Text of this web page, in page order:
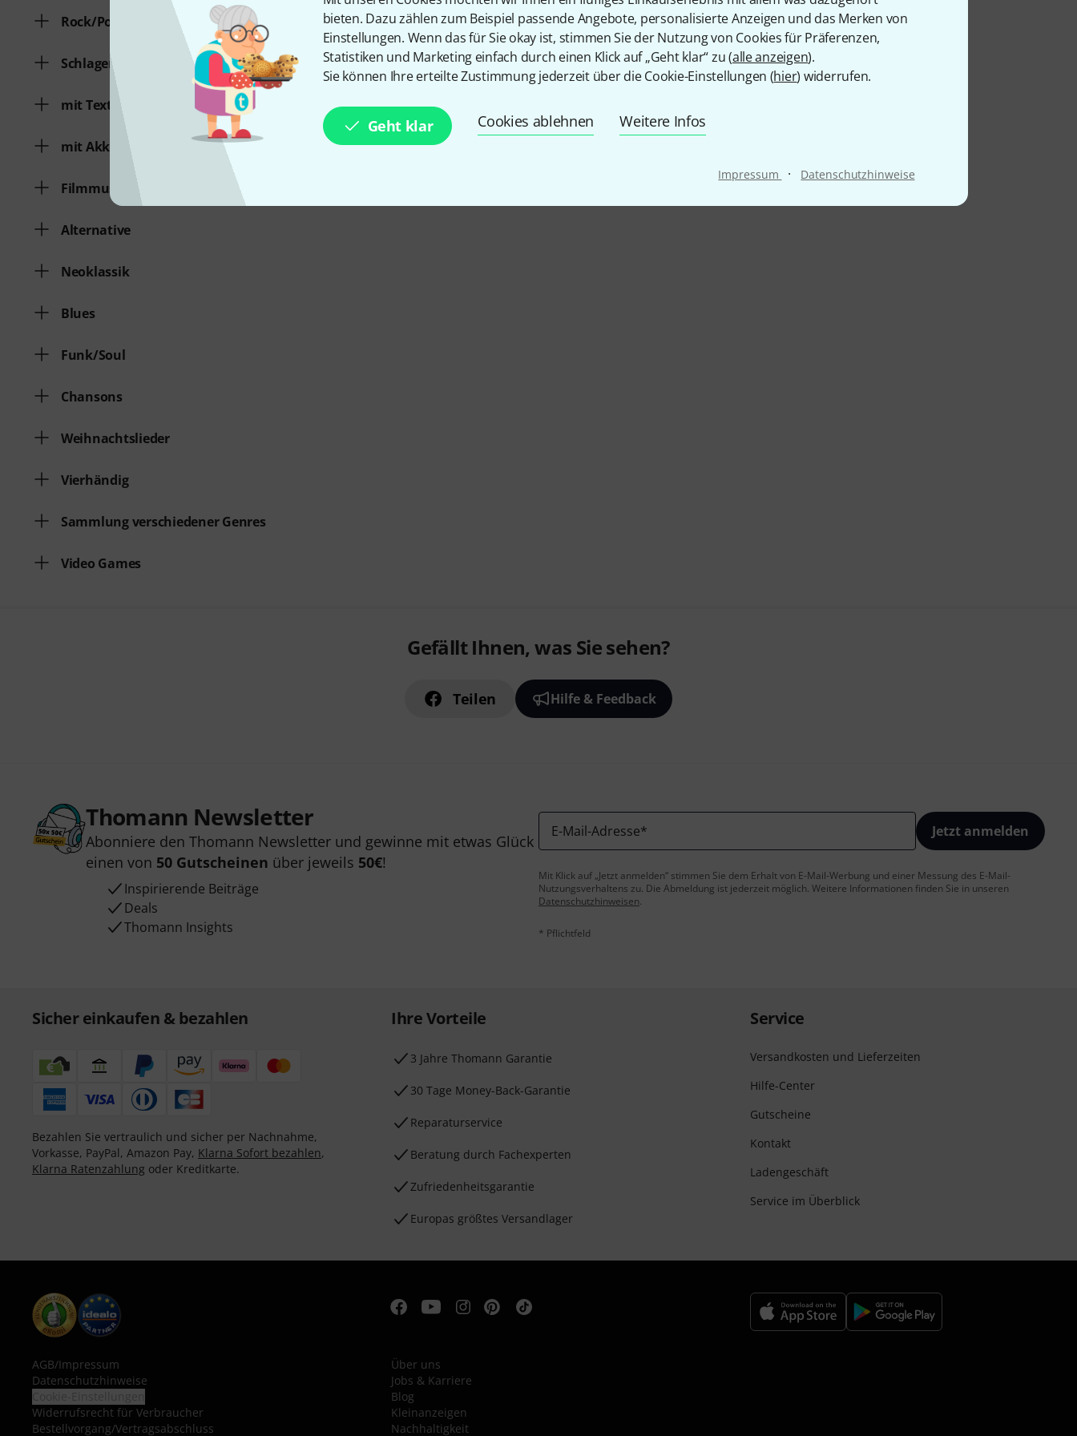
bieten. Dazu zählen zum Beispiel passende Angebote, personalisierte Anzeigen und das Merken von
Einstellungen. Wenn das für Sie okay ist, stimmen Sie der Nutzung von Cookies für Präferenzen,
Statistiken und Marketing einfach durch einen Klick auf „Geht klar“ zu (alle anzeigen).
Sie können Ihre erteilte Zustimmung jederzeit über die Cookie-Einstellungen (hier) widerrufen.
Geht klar Cookies ablehnen Weitere Infos
Impressum · Datenschutzhinweise
Rock/Pop
Schlager/Volksmusik
mit Text
mit Akkorden
Filmmusik/Musical
Alternative
Neoklassik
Blues
Funk/Soul
Chansons
Weihnachtslieder
Vierhändig
Sammlung verschiedener Genres
Video Games
Gefällt Ihnen, was Sie sehen?
Teilen Hilfe & Feedback
Thomann Newsletter
Abonniere den Thomann Newsletter und gewinne mit etwas Glück
einen von 50 Gutscheinen über jeweils 50€!
Inspirierende Beiträge
Deals
Thomann Insights
E-Mail-Adresse* Jetzt anmelden
Mit Klick auf „Jetzt anmelden“ stimmen Sie dem Erhalt von E-Mail-Werbung und einer Messung des E-Mail-
Nutzungsverhaltens zu. Die Abmeldung ist jederzeit möglich. Weitere Informationen finden Sie in unseren
Datenschutzhinweisen.
* Pflichtfeld
Sicher einkaufen & bezahlen
Bezahlen Sie vertraulich und sicher per Nachnahme,
Vorkasse, PayPal, Amazon Pay, Klarna Sofort bezahlen,
Klarna Ratenzahlung oder Kreditkarte.
Ihre Vorteile
3 Jahre Thomann Garantie
30 Tage Money-Back-Garantie
Reparaturservice
Beratung durch Fachexperten
Zufriedenheitsgarantie
Europas größtes Versandlager
Service
Versandkosten und Lieferzeiten
Hilfe-Center
Gutscheine
Kontakt
Ladengeschäft
Service im Überblick
AGB/Impressum
Datenschutzhinweise
Widerrufsrecht für Verbraucher
Bestellvorgang/Vertragsabschluss
Über uns
Jobs & Karriere
Blog
Kleinanzeigen
Nachhaltigkeit